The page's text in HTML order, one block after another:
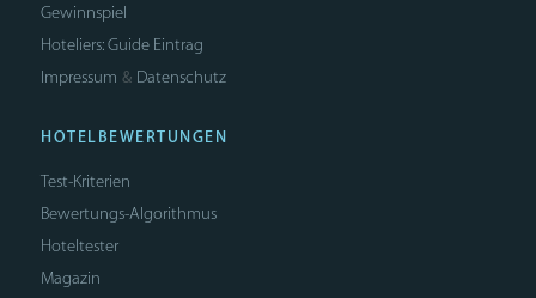
Gewinnspiel
Hoteliers: Guide Eintrag
Impressum & Datenschutz
HOTELBEWERTUNGEN
Test-Kriterien
Bewertungs-Algorithmus
Hoteltester
Magazin